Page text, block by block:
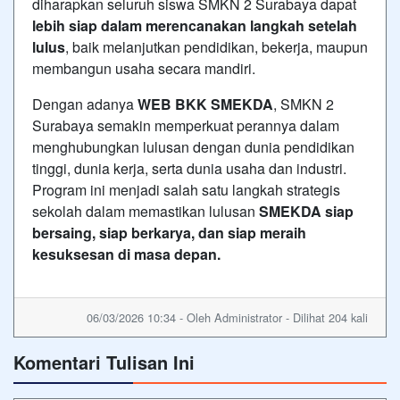
lebih siap dalam merencanakan langkah setelah
lulus, baik melanjutkan pendidikan, bekerja, maupun
membangun usaha secara mandiri.
Dengan adanyaWEB BKK SMEKDA, SMKN 2
Surabaya semakin memperkuat perannya dalam
menghubungkan lulusan dengan dunia pendidikan
tinggi, dunia kerja, serta dunia usaha dan industri.
Program ini menjadi salah satu langkah strategis
sekolah dalam memastikan lulusan SMEKDA siap
bersaing, siap berkarya, dan siap meraih
kesuksesan di masa depan.
06/03/2026 10:34 - Oleh Administrator - Dilihat 204 kali
Komentari Tulisan Ini